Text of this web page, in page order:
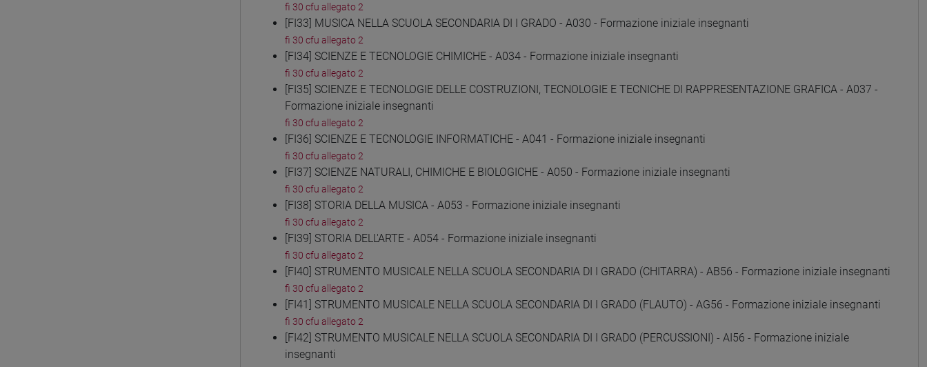
fi 30 cfu allegato 2
[FI33] MUSICA NELLA SCUOLA SECONDARIA DI I GRADO - A030 - Formazione iniziale insegnanti
fi 30 cfu allegato 2
[FI34] SCIENZE E TECNOLOGIE CHIMICHE - A034 - Formazione iniziale insegnanti
fi 30 cfu allegato 2
[FI35] SCIENZE E TECNOLOGIE DELLE COSTRUZIONI, TECNOLOGIE E TECNICHE DI RAPPRESENTAZIONE GRAFICA - A037 -
Formazione iniziale insegnanti
fi 30 cfu allegato 2
[FI36] SCIENZE E TECNOLOGIE INFORMATICHE - A041 - Formazione iniziale insegnanti
fi 30 cfu allegato 2
[FI37] SCIENZE NATURALI, CHIMICHE E BIOLOGICHE - A050 - Formazione iniziale insegnanti
fi 30 cfu allegato 2
[FI38] STORIA DELLA MUSICA - A053 - Formazione iniziale insegnanti
fi 30 cfu allegato 2
[FI39] STORIA DELL'ARTE - A054 - Formazione iniziale insegnanti
fi 30 cfu allegato 2
[FI40] STRUMENTO MUSICALE NELLA SCUOLA SECONDARIA DI I GRADO (CHITARRA) - AB56 - Formazione iniziale insegnanti
fi 30 cfu allegato 2
[FI41] STRUMENTO MUSICALE NELLA SCUOLA SECONDARIA DI I GRADO (FLAUTO) - AG56 - Formazione iniziale insegnanti
fi 30 cfu allegato 2
[FI42] STRUMENTO MUSICALE NELLA SCUOLA SECONDARIA DI I GRADO (PERCUSSIONI) - AI56 - Formazione iniziale
insegnanti